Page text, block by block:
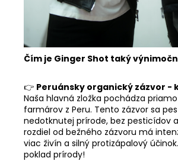
Čím je Ginger Shot taký
👉 Peruánsky organický zázvor -
Naša hlavná zložka pochádza
farmárov z Peru. Tento zázvor sa
nedotknutej prírode, bez pesticídov
rozdiel od bežného zázvoru má
viac živín a silný protizápalový
poklad prírody!